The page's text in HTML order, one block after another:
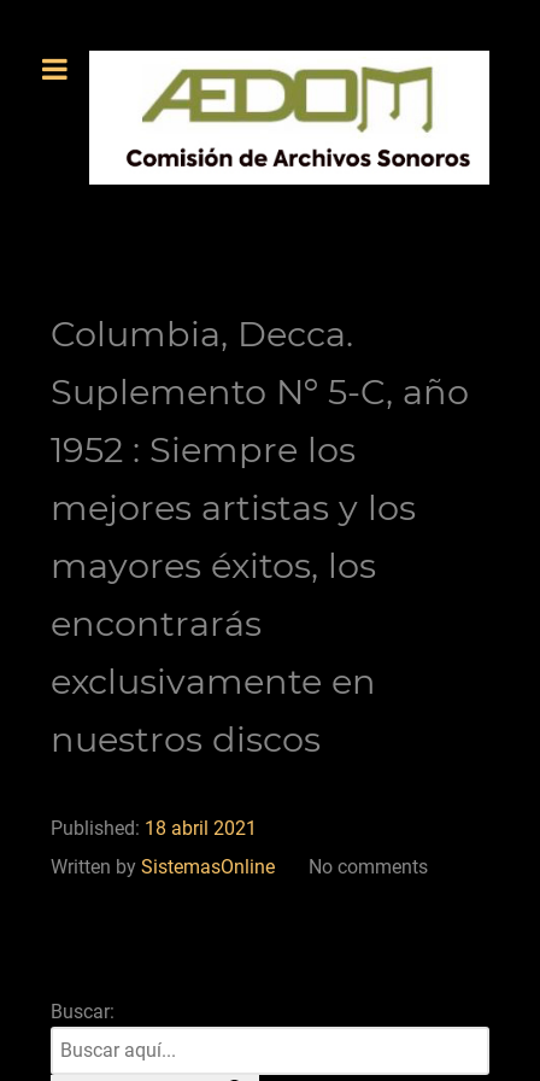
Columbia, Decca.
Suplemento Nº 5-C, año
1952 : Siempre los
mejores artistas y los
mayores éxitos, los
encontrarás
exclusivamente en
nuestros discos
Published: 18 abril 2021
Written by SistemasOnline No comments
Buscar: